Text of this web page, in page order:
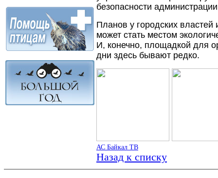
безопасности администрации
Планов у городских властей
может стать местом
И, конечно, площадкой для
дни здесь бывают редко.
АС Байкал ТВ
Назад к списку